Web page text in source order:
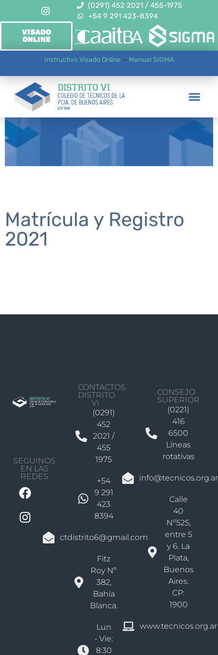
(0291) 452 2021 / 455-1975
+54 9 291 423-8394
VISADO
ONLINE
Instructivo Visado Online – Manual SIGMA
Matrícula y Registro
2021
SEGUINOS
EN LAS
REDES
CONTACTOS
DISTRITO
VI
(0291)
452
2021 /
455
1975
+54
9 291
423
8394
ctdistrito6@gmail.com
Fitz
Roy Nº
382,
Bahía
Blanca.
Lun
- Vie:
8:30
CONSEJO
SUPERIOR
(0221)
416
6500
Líneas
rotativas
info@tecnicos.org.ar
Calle
40
Nº525,
entre 5
y 6. La
Plata,
Buenos
Aires.
CP:
1900
www.tecnicos.org.ar